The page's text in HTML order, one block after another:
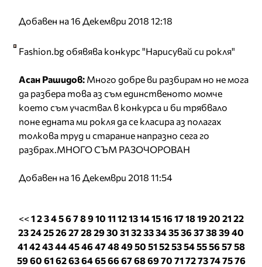
Добавен на 16 Декември 2018 12:18
Fashion.bg обявява конкурс "Нарисувай си рокля"
Асан Рашидов: Много добре ви разбирам но не мога
да разбера това аз съм единственото момче
което съм участвал в конкурса и би трябвало
поне едната ми рокля да се класира аз полагах
толкова труд и старание напразно сега го
разбрах.МНОГО СЪМ РАЗОЧОРОВАН
Добавен на 16 Декември 2018 11:54
<<1 2345678910 11 121314151617181920 21 22
2324252627282930 31 323334353637383940
41 424344454647484950 51 52535455565758
5960 61 626364656667686970 71 7273747576